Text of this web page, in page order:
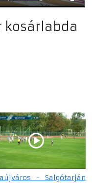
kosárlabda
- Salgótarján